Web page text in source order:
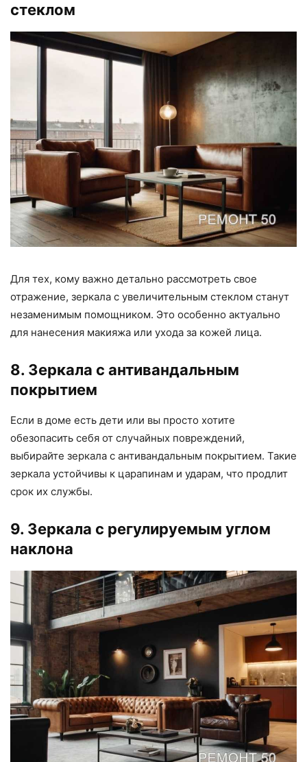
стеклом
Для тех, кому важно детально рассмотреть свое
отражение, зеркала с увеличительным стеклом станут
незаменимым помощником. Это особенно актуально
для нанесения макияжа или ухода за кожей лица.
8. Зеркала с антивандальным
покрытием
Если в доме есть дети или вы просто хотите
обезопасить себя от случайных повреждений,
выбирайте зеркала с антивандальным покрытием. Такие
зеркала устойчивы к царапинам и ударам, что продлит
срок их службы.
9. Зеркала с регулируемым углом
наклона